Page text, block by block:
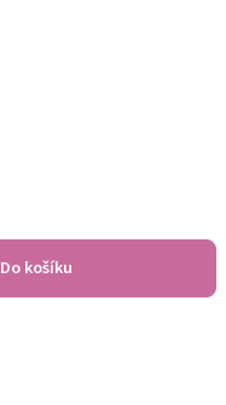
Do košíku